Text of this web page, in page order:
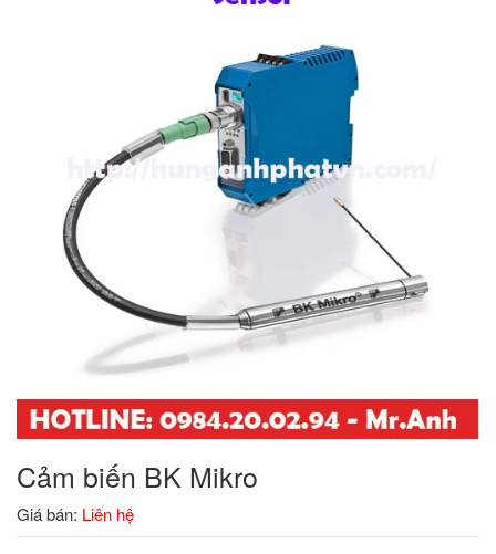
Cảm biến BK Mikro
Giá bán: Liên hệ